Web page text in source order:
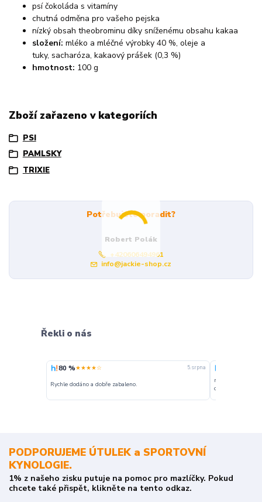
psí čokoláda s vitamíny
chutná odměna pro vašeho pejska
nízký obsah theobrominu díky sníženému obsahu kakaa
složení: mléko a mléčné výrobky 40 %, oleje a
tuky, sacharóza, kakaový prášek (0,3 %)
hmotnost: 100 g
Zboží zařazeno v kategoriích
PSI
PAMLSKY
TRIXIE
Potřebujete poradit?
Robert Polák
+420606494961
info@jackie-shop.cz
Řekli o nás
80 %★★★★☆ 5. srpna
Rychle dodáno a dobře zabaleno.
nakupuji
o stavu
PODPORUJEME ÚTULEK a SPORTOVNÍ
KYNOLOGIE.
1% z našeho zisku putuje na pomoc pro mazlíčky. Pokud
chcete také přispět, klikněte na tento odkaz.